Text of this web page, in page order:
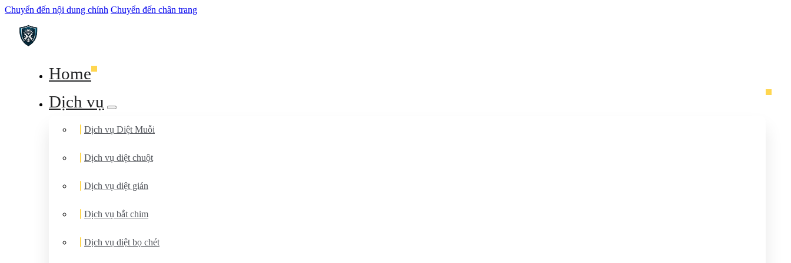
Chuyển đến nội dung chính Chuyển đến chân trang
Home
Dịch vụ
Dịch vụ Diệt Muỗi
Dịch vụ diệt chuột
Dịch vụ diệt gián
Dịch vụ bắt chim
Dịch vụ diệt bọ chét